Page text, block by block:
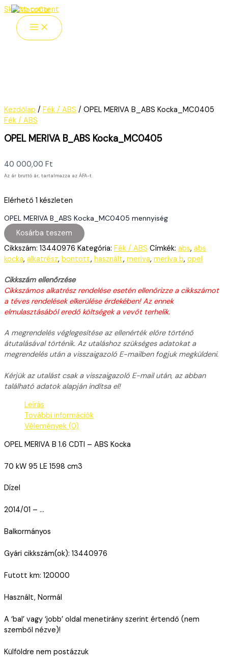
Skip to content
Kezdőlap / Fék / ABS / OPEL MERIVA B_ABS Kocka_MC0405
Fék / ABS
OPEL MERIVA B_ABS Kocka_MC0405
40 000,00 Ft
Az ár bruttó ár, tartalmazza az ÁFA-t.
Elérhető 1 készleten
OPEL MERIVA B_ABS Kocka_MC0405 mennyiség
Kosárba teszem
Cikkszám: 13440976 Kategória: Fék / ABS Címkék: abs, abs
kocka, alkatrész, bontott, használt, meriva, meriva b, opel
Cikkszám ellenőrzése
Cikkszámos alkatrész rendelése esetén ellenőrizze a cikkszámot
a téves rendelések elkerülése érdekében! Az ennek
elmulasztásából eredő költségek a vevőt terhelik.
A megrendelés véglegesítése az ellenérték előre történő
átutalásával történik. Az utaláshoz szükséges adatokat a
megrendelés után a visszaigazoló E-mailben fogjuk megküldeni.
Kérjük az utalást csak a visszaigazoló E-mail után, az abban
található adatok alapján indítsa el!
Leírás
További információk
Vélemények (0)
OPEL MERIVA B 1.6 CDTI – ABS Kocka
70 kW 95 LE 1598 cm3
Dízel
2014/01 – …
Balkormányos
Gyári cikkszám(ok): 13440976
Futott km: 120000
Használt, Normál
A ‘bal’ vagy ‘jobb’ oldal menetirány szerint értendő (nem
szemből nézve)!
Külföldre nem postázzuk